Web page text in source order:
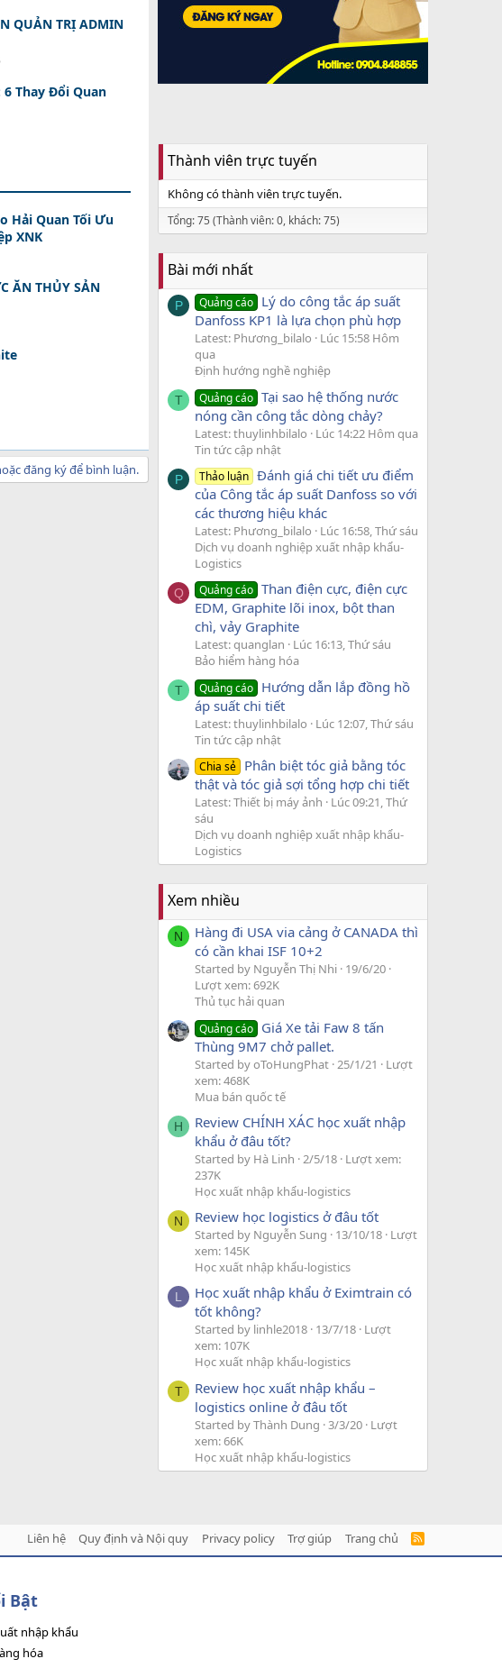
QUẢN TRỊ ADMIN
6 Thay Đổi Quan
Hải Quan Tối Ưu
XNK
ĂN THỦY SẢN
đăng ký để bình luận.
Thành viên trực tuyến
Không có thành viên trực tuyến.
Tổng: 75 (Thành viên: 0, khách: 75)
Bài mới nhất
P Quảng cáo Lý do công tắc áp suất
Danfoss KP1 là lựa chọn phù hợp
Latest: Phương_bilalo
Lúc 15:58 Hôm
qua
Định hướng nghề nghiệp
T Quảng cáo Tại sao hệ thống nước
nóng cần công tắc dòng chảy?
Latest: thuylinhbilalo
Lúc 14:22 Hôm qua
Tin tức cập nhật
P Thảo luận Đánh giá chi tiết ưu điểm
của Công tắc áp suất Danfoss so với
các thương hiệu khác
Latest: Phương_bilalo
Lúc 16:58, Thứ sáu
Dịch vụ doanh nghiệp xuất nhập khẩu-
Logistics
Q Quảng cáo Than điện cực, điện cực
EDM, Graphite lõi inox, bột than
chì, vảy Graphite
Latest: quanglan
Lúc 16:13, Thứ sáu
Bảo hiểm hàng hóa
T Quảng cáo Hướng dẫn lắp đồng hồ
áp suất chi tiết
Latest: thuylinhbilalo
Lúc 12:07, Thứ sáu
Tin tức cập nhật
Chia sẻ Phân biệt tóc giả bằng tóc
thật và tóc giả sợi tổng hợp chi tiết
Latest: Thiết bị máy ảnh
Lúc 09:21, Thứ
sáu
Dịch vụ doanh nghiệp xuất nhập khẩu-
Logistics
Xem nhiều
N
Hàng đi USA via cảng ở CANADA thì
có cần khai ISF 10+2
Started by Nguyễn Thị Nhi 19/6/20
Lượt xem: 692K
Thủ tục hải quan
Quảng cáo Giá Xe tải Faw 8 tấn
Thùng 9M7 chở pallet.
Started by oToHungPhat 25/1/21
Lượt
xem: 468K
Mua bán quốc tế
H
Review CHÍNH XÁC học xuất nhập
khẩu ở đâu tốt?
Started by Hà Linh 2/5/18 Lượt xem:
237K
Học xuất nhập khẩu-logistics
N Review học logistics ở đâu tốt
Started by Nguyễn Sung 13/10/18 Lượt
xem: 145K
Học xuất nhập khẩu-logistics
L
Học xuất nhập khẩu ở Eximtrain có
tốt không?
Started by linhle2018 13/7/18 Lượt
xem: 107K
Học xuất nhập khẩu-logistics
T
Review học xuất nhập khẩu –
logistics online ở đâu tốt
Started by Thành Dung 3/3/20 Lượt
xem: 66K
Học xuất nhập khẩu-logistics
Liên hệ Quy định và Nội quy Privacy policy Trợ giúp Trang chủ
R
Bật
nhập khẩu
hóa